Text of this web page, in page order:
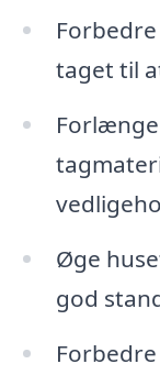
taget til
Øge
god